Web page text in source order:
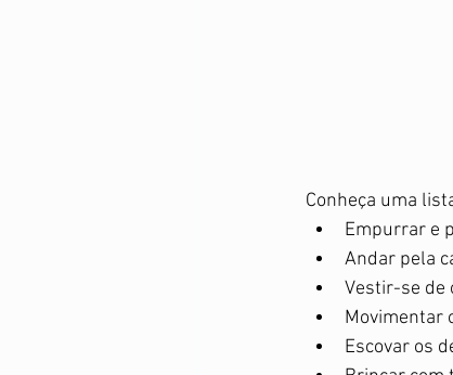
Conheça uma
Empurrar e
Andar pela
Vestir-se de
Movimentar
Escovar os